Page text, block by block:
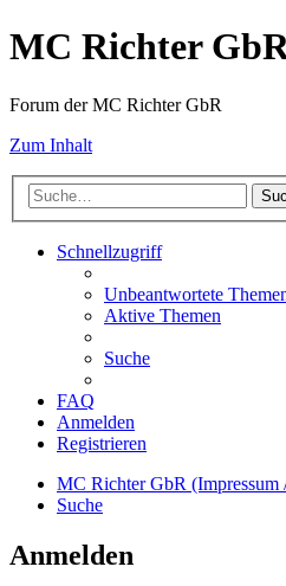
MC Richter
Forum der MC Richter GbR
Zum Inhalt
Schnellzugriff
Unbeantwortete
Aktive Themen
Suche
FAQ
Anmelden
Registrieren
MC Richter GbR (Impressum
Suche
Anmelden